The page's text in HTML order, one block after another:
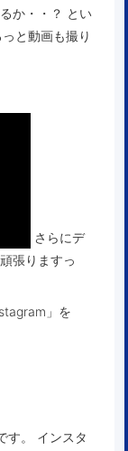
か・・？ とい
と動画も撮り
さらにデ
張りますっ
」を
す。 インスタ